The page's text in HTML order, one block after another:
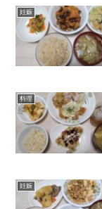
妊娠
料理
妊娠